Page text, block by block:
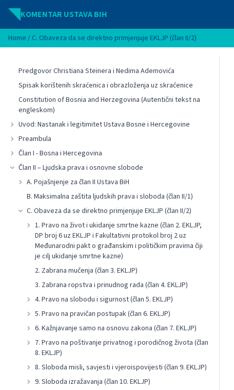
Idi na sadržaj
KOMENTAR USTAVA BIH
Home / C. Obaveza da se direktno primjenjuje EKLJP (član II/2)
Predgovor Christiana Steinera i Nedima Ademovića
Spisak korištenih skraćenica i obrazloženja uz skraćenice
Constitution of Bosnia and Herzegovina (Autentični tekst na
engleskom)
Uvod: Nastanak i legitimitet Ustava Bosne i Hercegovine
Preambula
Član I - Bosna i Hercegovina
Član II – Ljudska prava i osnovne slobode
A. Pojašnjenje za član II Ustava BiH
B. Maksimalna zaštita ljudskih prava i sloboda (član II/1)
C. Obaveza da se direktno primjenjuje EKLJP (član II/2)
1. Pravo na život i ukidanje smrtne kazne (član 2. EKLJP,
DP broj 6 uz EKLJP i Fakultativni protokol broj 2 uz
Međunarodni pakt o građanskim i političkim pravima čiji
je cilj ukidanje smrtne kazne)
2. Zabrana mučenja (član 3. EKLJP)
3. Zabrana ropstva i prinudnog rada (član 4. EKLJP)
4. Pravo na slobodu i sigurnost (član 5. EKLJP)
5. Pravo na pravičan postupak (član 6. EKLJP)
6. Kažnjavanje samo na osnovu zakona (član 7. EKLJP)
7. Pravo na poštivanje privatnog i porodičnog života (član
8. EKLJP)
8. Sloboda misli, savjesti i vjeroispovijesti (član 9. EKLJP)
9. Sloboda izražavanja (član 10. EKLJP)